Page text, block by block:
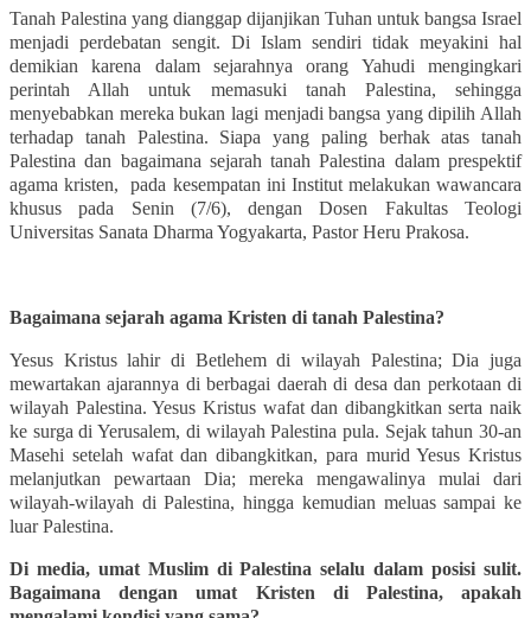
Tanah Palestina yang dianggap dijanjikan Tuhan untuk bangsa Israel
menjadi perdebatan sengit. Di Islam sendiri tidak meyakini hal
demikian karena dalam sejarahnya orang Yahudi mengingkari
perintah Allah untuk memasuki tanah Palestina, sehingga
menyebabkan mereka bukan lagi menjadi bangsa yang dipilih Allah
terhadap tanah Palestina. Siapa yang paling berhak atas tanah
Palestina dan bagaimana sejarah tanah Palestina dalam prespektif
agamakristen, pada kesempatan ini Institut melakukan wawancara
khusus pada Senin (7/6), dengan Dosen Fakultas Teologi
Universitas Sanata Dharma Yogyakarta, Pastor Heru Prakosa.
Bagaimana sejarah agama Kristen di tanah Palestina?
Yesus Kristus lahir di Betlehem di wilayah Palestina; Dia juga
mewartakan ajarannya di berbagai daerah di desa dan perkotaan di
wilayah Palestina. Yesus Kristus wafat dan dibangkitkan serta naik
ke surga di Yerusalem, di wilayah Palestina pula. Sejak tahun 30-an
Masehi setelah wafat dan dibangkitkan, para murid Yesus Kristus
melanjutkan pewartaan Dia; mereka mengawalinya mulai dari
wilayah-wilayah di Palestina,hingga kemudian meluas sampai ke
luar Palestina.
Di media, umat Muslim di Palestina selalu dalam posisi sulit.
Bagaimana dengan umat Kristen di Palestina, apakah